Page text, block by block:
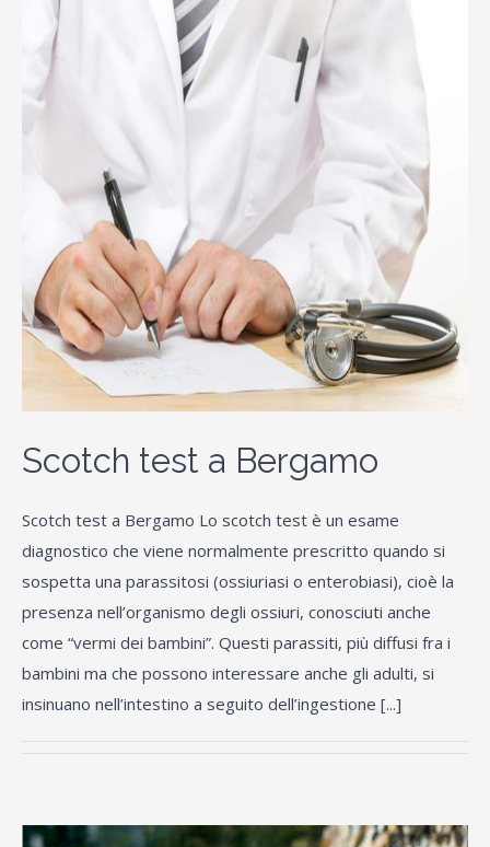
Scotch test a Bergamo
Scotch test a Bergamo Lo scotch test è un esame
diagnostico che viene normalmente prescritto quando si
sospetta una parassitosi (ossiuriasi o enterobiasi), cioè la
presenza nell’organismo degli ossiuri, conosciuti anche
come “vermi dei bambini”. Questi parassiti, più diffusi fra i
bambini ma che possono interessare anche gli adulti, si
insinuano nell’intestino a seguito dell’ingestione [...]